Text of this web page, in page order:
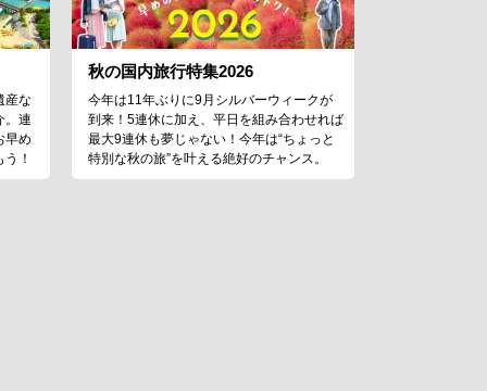
産な
。連
早め
！
秋の国内旅行特集2026
今年は11年ぶりに9月シルバーウィークが
到来！5連休に加え、平日を組み合わせれば
最大9連休も夢じゃない！今年は“ちょっと
特別な秋の旅”を叶える絶好のチャンス。